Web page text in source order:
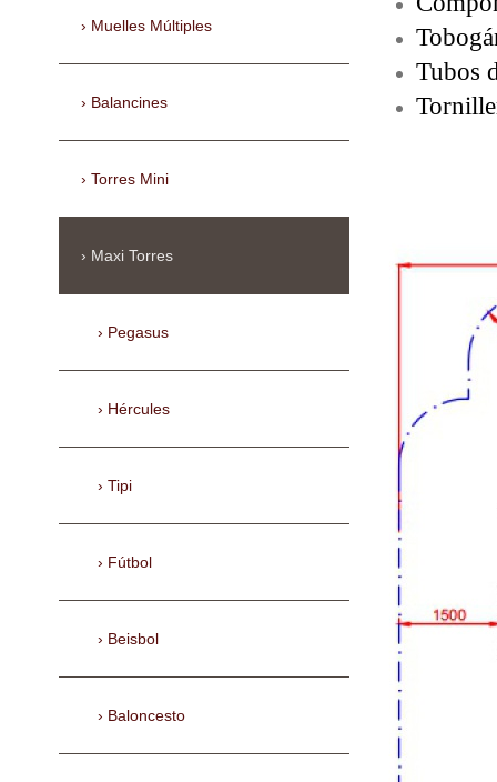
Tubos
Muelles Múltiples
Balancines
Torres Mini
Maxi Torres
Pegasus
Hércules
Tipi
Fútbol
Beisbol
Baloncesto